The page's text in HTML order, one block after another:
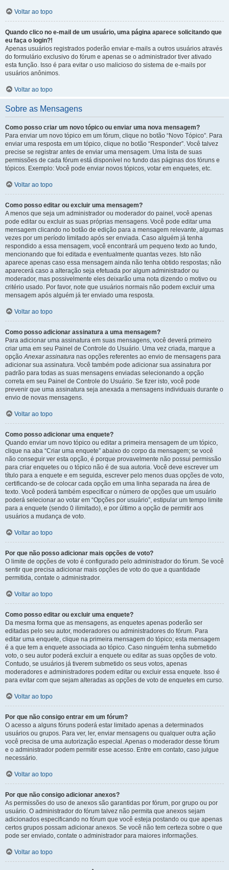
Voltar ao topo
Quando clico no e-mail de um usuário, uma página aparece solicitando que
eu faça o login?!
Apenas usuários registrados poderão enviar e-mails a outros usuários através
do formulário exclusivo do fórum e apenas se o administrador tiver ativado
esta função. Isso é para evitar o uso malicioso do sistema de e-mails por
usuários anônimos.
Voltar ao topo
Sobre as Mensagens
Como posso criar um novo tópico ou enviar uma nova mensagem?
Para enviar um novo tópico em um fórum, clique no botão “Novo Tópico”. Para
enviar uma resposta em um tópico, clique no botão “Responder”. Você talvez
precise se registrar antes de enviar uma mensagem. Uma lista de suas
permissões de cada fórum está disponível no fundo das páginas dos fóruns e
tópicos. Exemplo: Você pode enviar novos tópicos, votar em enquetes, etc.
Voltar ao topo
Como posso editar ou excluir uma mensagem?
A menos que seja um administrador ou moderador do painel, você apenas
pode editar ou excluir as suas próprias mensagens. Você pode editar uma
mensagem clicando no botão de edição para a mensagem relevante, algumas
vezes por um período limitado após ser enviada. Caso alguém já tenha
respondido a essa mensagem, você encontrará um pequeno texto ao fundo,
mencionando que foi editada e eventualmente quantas vezes. Isto não
aparece apenas caso essa mensagem ainda não tenha obtido respostas; não
aparecerá caso a alteração seja efetuada por algum administrador ou
moderador, mas possivelmente eles deixarão uma nota dizendo o motivo ou
critério usado. Por favor, note que usuários normais não podem excluir uma
mensagem após alguém já ter enviado uma resposta.
Voltar ao topo
Como posso adicionar assinatura a uma mensagem?
Para adicionar uma assinatura em suas mensagens, você deverá primeiro
criar uma em seu Painel de Controle do Usuário. Uma vez criada, marque a
opçãoAnexar assinatura nas opções referentes ao envio de mensagens para
adicionar sua assinatura. Você também pode adicionar sua assinatura por
padrão para todas as suas mensagens enviadas selecionando a opção
correta em seu Painel de Controle do Usuário. Se fizer isto, você pode
prevenir que uma assinatura seja anexada a mensagens individuais durante o
envio de novas mensagens.
Voltar ao topo
Como posso adicionar uma enquete?
Quando enviar um novo tópico ou editar a primeira mensagem de um tópico,
clique na aba “Criar uma enquete” abaixo do corpo da mensagem; se você
não conseguir ver esta opção, é porque provavelmente não possui permissão
para criar enquetes ou o tópico não é de sua autoria. Você deve escrever um
título para a enquete e em seguida, escrever pelo menos duas opções de voto,
certificando-se de colocar cada opção em uma linha separada na área de
texto. Você poderá também especificar o número de opções que um usuário
poderá selecionar ao votar em “Opções por usuário”, estipular um tempo limite
para a enquete (sendo 0 ilimitado), e por último a opção de permitir aos
usuários a mudança de voto.
Voltar ao topo
Por que não posso adicionar mais opções de voto?
O limite de opções de voto é configurado pelo administrador do fórum. Se você
sentir que precisa adicionar mais opções de voto do que a quantidade
permitida, contate o administrador.
Voltar ao topo
Como posso editar ou excluir uma enquete?
Da mesma forma que as mensagens, as enquetes apenas poderão ser
editadas pelo seu autor, moderadores ou administradores do fórum. Para
editar uma enquete, clique na primeira mensagem do tópico; esta mensagem
é a que tem a enquete associada ao tópico. Caso ninguém tenha submetido
voto, o seu autor poderá excluir a enquete ou editar as suas opções de voto.
Contudo, se usuários já tiverem submetido os seus votos, apenas
moderadores e administradores podem editar ou excluir essa enquete. Isso é
para evitar com que sejam alteradas as opções de voto de enquetes em curso.
Voltar ao topo
Por que não consigo entrar em um fórum?
O acesso a alguns fóruns poderá estar limitado apenas a determinados
usuários ou grupos. Para ver, ler, enviar mensagens ou qualquer outra ação
você precisa de uma autorização especial. Apenas o moderador desse fórum
e o administrador podem permitir esse acesso. Entre em contato, caso julgue
necessário.
Voltar ao topo
Por que não consigo adicionar anexos?
As permissões do uso de anexos são garantidas por fórum, por grupo ou por
usuário. O administrador do fórum talvez não permita que anexos sejam
adicionados especificando no fórum que você esteja postando ou que apenas
certos grupos possam adicionar anexos. Se você não tem certeza sobre o que
pode ser enviado, contate o administrador para maiores informações.
Voltar ao topo